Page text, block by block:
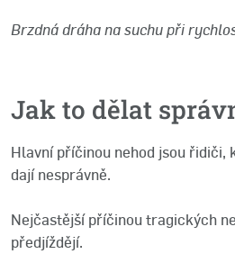
Brzdná dráha na suchu při
Jak to dělat
Hlavní příčinou nehod jsou řidiči,
dají nesprávně.
Nejčastější příčinou tragických
předjíždějí.